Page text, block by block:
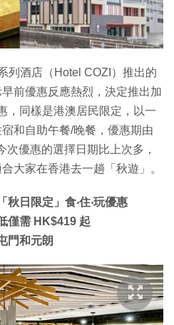
列酒店（Hotel COZI）推出的
前優惠反應熱烈，決定推出加
，同樣是港澳居民限定，以一
和自助午餐/晚餐，優惠期由
次優惠的選擇日期比上次多，
大家在香港去一趟「秋遊」。
秋日限定」食‧住‧玩優惠
僅需 HK$419 起
門和元朗